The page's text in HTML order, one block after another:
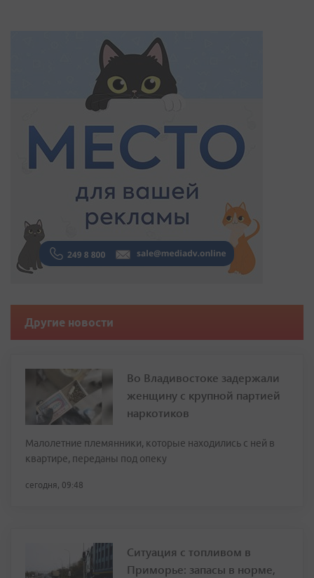
Другие новости
Во Владивостоке задержали
женщину с крупной партией
наркотиков
Малолетние племянники, которые находились с ней в
квартире, переданы под опеку
сегодня, 09:48
Ситуация с топливом в
Приморье: запасы в норме,